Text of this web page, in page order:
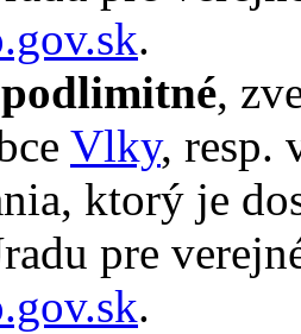
.
,
Vlky, resp.
ktorý je
pre
.